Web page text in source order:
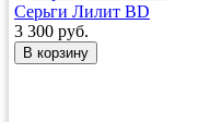
Серьги Лилит BD
3 300 руб.